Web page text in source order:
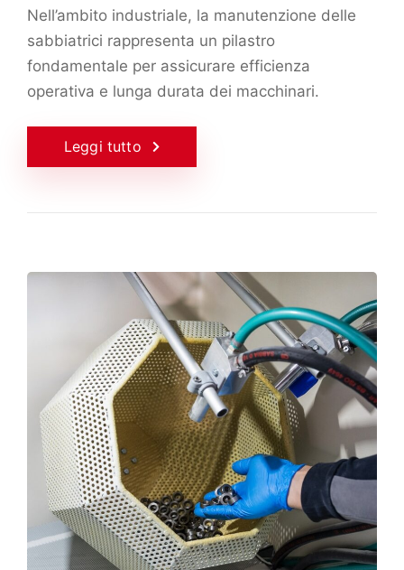
Nell’ambito industriale, la manutenzione delle
sabbiatrici rappresenta un pilastro
fondamentale per assicurare efficienza
operativa e lunga durata dei macchinari.
Leggi tutto